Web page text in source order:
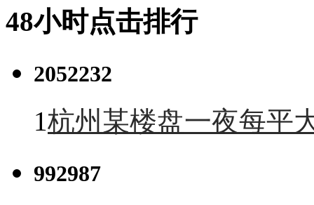
48小时点击排行
2052232
1杭州某楼盘一夜每平
992987